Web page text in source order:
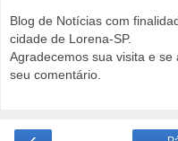
Blog de Notícias com
cidade de Lorena-SP.
Agradecemos sua visita e se
seu comentário.